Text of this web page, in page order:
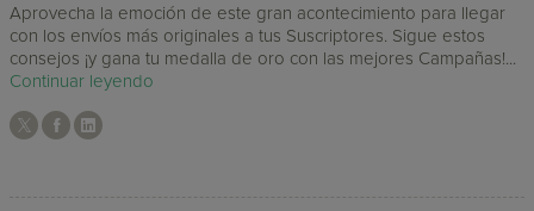
Aprovecha la emoción de este gran acontecimiento para llegar
con los envíos más originales a tus Suscriptores. Sigue estos
consejos ¡y gana tu medalla de oro con las mejores Campañas!...
Continuar leyendo